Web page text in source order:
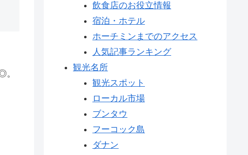
。
飲食店のお役立情報
宿泊・ホテル
ホーチミンまでのアクセス
人気記事ランキング
観光名所
観光スポット
ローカル市場
ブンタウ
フーコック島
ダナン